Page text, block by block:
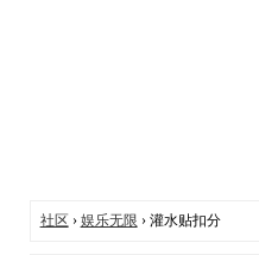
社区› 娱乐无限 › 灌水贴扣分